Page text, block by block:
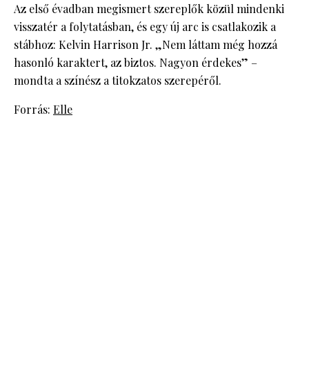
Az első évadban megismert szereplők közül mindenki
visszatér a folytatásban, és egy új arc is csatlakozik a
stábhoz: Kelvin Harrison Jr. „Nem láttam még hozzá
hasonló karaktert, az biztos. Nagyon érdekes” –
mondta a színész a titokzatos szerepéről.
Forrás: Elle